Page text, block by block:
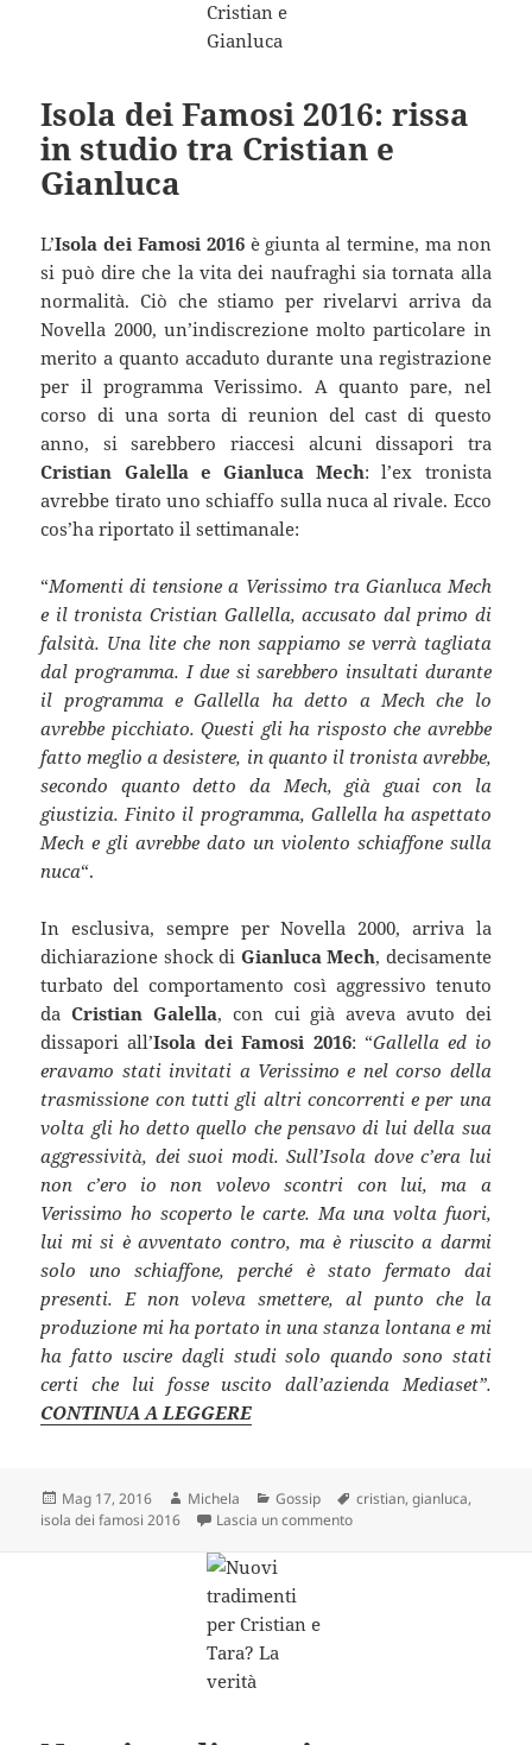
Isola dei Famosi 2016: rissa
in studio tra Cristian e
Gianluca
L’Isola dei Famosi 2016è giunta al termine, ma non
si può dire che la vita dei naufraghi sia tornata alla
normalità. Ciò che stiamo per rivelarvi arriva da
Novella 2000, un’indiscrezione molto particolare in
merito a quanto accaduto durante una registrazione
per il programma Verissimo. A quanto pare, nel
corso di una sorta di reunion del cast di questo
anno, si sarebbero riaccesi alcuni dissapori tra
Cristian Galella e Gianluca Mech: l’ex tronista
avrebbe tirato uno schiaffo sulla nuca al rivale. Ecco
cos’ha riportato il settimanale:
“Momenti di tensione a Verissimo tra Gianluca Mech
e il tronista Cristian Gallella, accusato dal primo di
falsità. Una lite che non sappiamo se verrà tagliata
dal programma. I due si sarebbero insultati durante
il programma e Gallella ha detto a Mech che lo
avrebbe picchiato. Questi gli ha risposto che avrebbe
fatto meglio a desistere, in quanto il tronista avrebbe,
secondo quanto detto da Mech, già guai con la
giustizia. Finito il programma, Gallella ha aspettato
Mech e gli avrebbe dato un violento schiaffone sulla
nuca“.
In esclusiva, sempre per Novella 2000, arriva la
dichiarazione shock di Gianluca Mech, decisamente
turbato del comportamento così aggressivo tenuto
daCristian Galella, con cui già aveva avuto dei
dissapori all’Isola dei Famosi 2016: “Gallella ed io
eravamo stati invitati a Verissimo e nel corso della
trasmissione con tutti gli altri concorrenti e per una
volta gli ho detto quello che pensavo di lui della sua
aggressività, dei suoi modi. Sull’Isola dove c’era lui
non c’ero io non volevo scontri con lui, ma a
Verissimo ho scoperto le carte. Ma una volta fuori,
lui mi si è avventato contro, ma è riuscito a darmi
solo uno schiaffone, perché è stato fermato dai
presenti. E non voleva smettere, al punto che la
produzione mi ha portato in una stanza lontana e mi
ha fatto uscire dagli studi solo quando sono stati
certi che lui fosse uscito dall’azienda Mediaset”.
CONTINUA A LEGGERE
Scritto
il
Mag 17, 2016 Autore
Michela Categorie
Gossip Tag
cristian,gianluca,
isola dei famosi 2016
Lascia un commentosu Isola dei Famosi 2016: